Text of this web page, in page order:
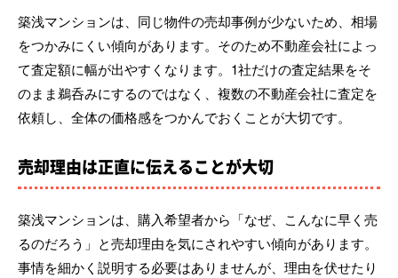
築浅マンションは、同じ物件の売却事例が少ないため、相場
をつかみにくい傾向があります。そのため不動産会社によっ
て査定額に幅が出やすくなります。1社だけの査定結果をそ
のまま鵜呑みにするのではなく、複数の不動産会社に査定を
依頼し、全体の価格感をつかんでおくことが大切です。
売却理由は正直に伝えることが大切
築浅マンションは、購入希望者から「なぜ、こんなに早く売
るのだろう」と売却理由を気にされやすい傾向があります。
事情を細かく説明する必要はありませんが、理由を伏せたり